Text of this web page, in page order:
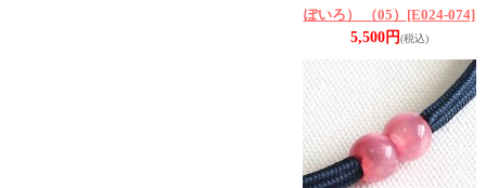
ぽいろ） （05） [E024-074]
5,500円(税込)